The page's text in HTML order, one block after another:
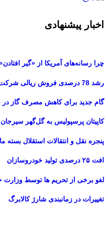
اخبار پیشنهادی
چرا رسانه‌های آمریکا از «گیر
رشد 78 درصدی فروش ریالی شرکت‌های بورسی از ابتدای سال
گام جدید برای کاهش مصرف گاز
کاپیتان پرسپولیس به گل‌گهر
پنجره‌ نقل و انتقالات استقلال بسته
افت ۲۵ درصدی تولید خودروسازان
لغو برخی از تحریم ها توسط وزارت
تغییرات در زمانبندی‌ شارژ کالابرگ